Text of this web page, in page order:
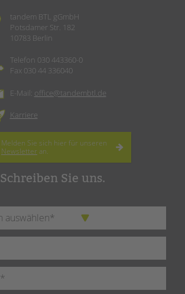
tandem BTL gGmbH
Potsdamer Str. 182
10783 Berlin
Telefon 030 443360-0
Fax 030 44 336040
E-Mail: office@tandembtl.de
Karriere
Melden Sie sich hier für unseren
Newsletter an.
Schreiben Sie uns.